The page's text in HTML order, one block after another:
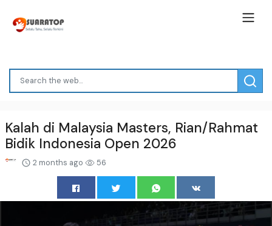
Kalah di Malaysia Masters, Rian/Rahmat
Bidik Indonesia Open 2026
2 months ago 56